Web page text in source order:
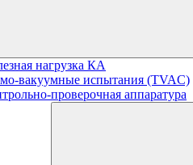
нагрузка КА
вакуумные испытания (TVAC)
проверочная аппаратура